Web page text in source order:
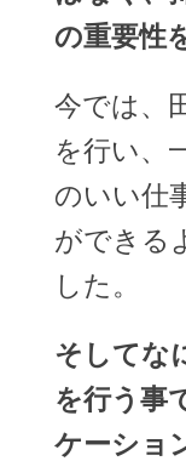
の重要性
今では、
を行い、
のいい仕
ができる
した。
そしてな
を行う事
ケーショ